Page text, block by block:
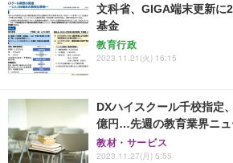
文科省、GIGA端末更新
基金
教育行政
2023.11.21(火) 16:15
DXハイスクール千校指定
億円…先週の教育業界ニ
教材・サービス
2023.11.27(月) 5:55